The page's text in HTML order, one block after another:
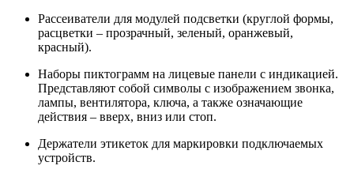
Рассеиватели для модулей подсветки (круглой формы,
расцветки – прозрачный, зеленый, оранжевый,
красный).
Наборы пиктограмм на лицевые панели с индикацией.
Представляют собой символы с изображением звонка,
лампы, вентилятора, ключа, а также означающие
действия – вверх, вниз или стоп.
Держатели этикеток для маркировки подключаемых
устройств.